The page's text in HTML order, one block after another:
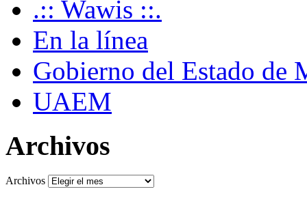
.:: Wawis ::.
En la línea
Gobierno del Estado de
UAEM
Archivos
Archivos